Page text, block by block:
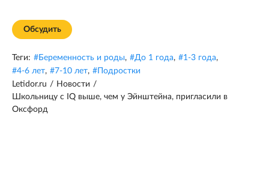
Обсудить
Теги: #Беременность и роды, #До 1 года, #1-3 года,
#4-6 лет, #7-10 лет, # Подростки
Letidor.ru / Новости /
Школьницу с IQ выше, чем у Эйнштейна, пригласили в
Оксфорд